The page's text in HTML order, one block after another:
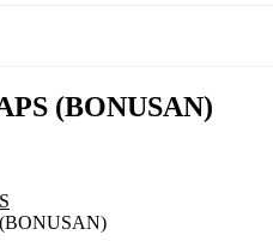
(BONUSAN)